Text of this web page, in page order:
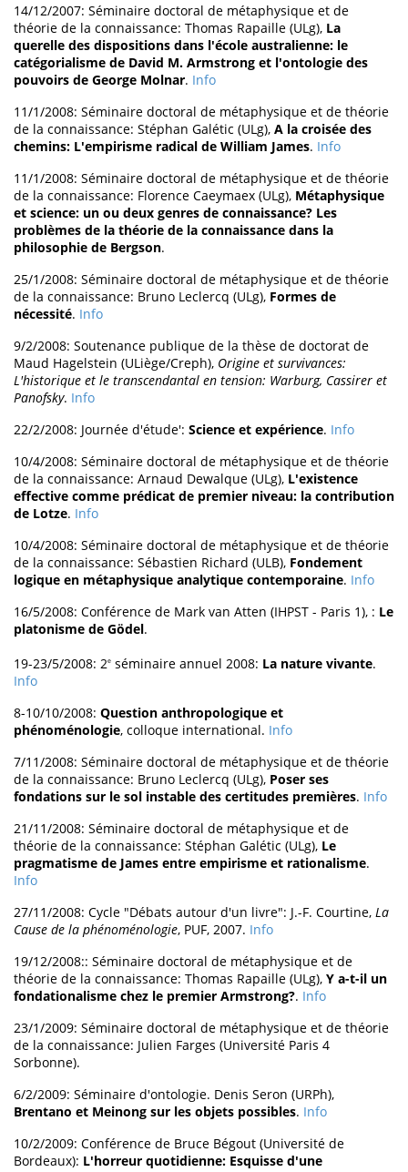
14/12/2007: Séminaire doctoral de métaphysique et de
théorie de la connaissance: Thomas Rapaille (ULg), La
querelle des dispositions dans l'école australienne: le
catégorialisme de David M. Armstrong et l'ontologie des
pouvoirs de George Molnar. Info
11/1/2008: Séminaire doctoral de métaphysique et de théorie
de la connaissance: Stéphan Galétic (ULg), A la croisée des
chemins: L'empirisme radical de William James. Info
11/1/2008: Séminaire doctoral de métaphysique et de théorie
de la connaissance: Florence Caeymaex (ULg), Métaphysique
et science: un ou deux genres de connaissance? Les
problèmes de la théorie de la connaissance dans la
philosophie de Bergson.
25/1/2008: Séminaire doctoral de métaphysique et de théorie
de la connaissance: Bruno Leclercq (ULg), Formes de
nécessité. Info
9/2/2008: Soutenance publique de la thèse de doctorat de
Maud Hagelstein (ULiège/Creph), Origine et survivances:
L'historique et le transcendantal en tension: Warburg, Cassirer et
Panofsky. Info
22/2/2008: Journée d'étude': Science et expérience. Info
10/4/2008: Séminaire doctoral de métaphysique et de théorie
de la connaissance: Arnaud Dewalque (ULg), L'existence
effective comme prédicat de premier niveau: la contribution
de Lotze. Info
10/4/2008: Séminaire doctoral de métaphysique et de théorie
de la connaissance: Sébastien Richard (ULB), Fondement
logique en métaphysique analytique contemporaine. Info
16/5/2008: Conférence de Mark van Atten (IHPST - Paris 1), : Le
platonisme de Gödel.
19-23/5/2008: 2e séminaire annuel 2008: La nature vivante.
Info
8-10/10/2008: Question anthropologique et
phénoménologie, colloque international. Info
7/11/2008: Séminaire doctoral de métaphysique et de théorie
de la connaissance: Bruno Leclercq (ULg), Poser ses
fondations sur le sol instable des certitudes premières. Info
21/11/2008: Séminaire doctoral de métaphysique et de
théorie de la connaissance: Stéphan Galétic (ULg), Le
pragmatisme de James entre empirisme et rationalisme.
Info
27/11/2008: Cycle "Débats autour d'un livre": J.-F. Courtine, La
Cause de la phénoménologie, PUF, 2007. Info
19/12/2008:: Séminaire doctoral de métaphysique et de
théorie de la connaissance: Thomas Rapaille (ULg), Y a-t-il un
fondationalisme chez le premier Armstrong?. Info
23/1/2009: Séminaire doctoral de métaphysique et de théorie
de la connaissance: Julien Farges (Université Paris 4
Sorbonne).
6/2/2009: Séminaire d'ontologie. Denis Seron (URPh),
Brentano et Meinong sur les objets possibles. Info
10/2/2009: Conférence de Bruce Bégout (Université de
Bordeaux): L'horreur quotidienne: Esquisse d'une